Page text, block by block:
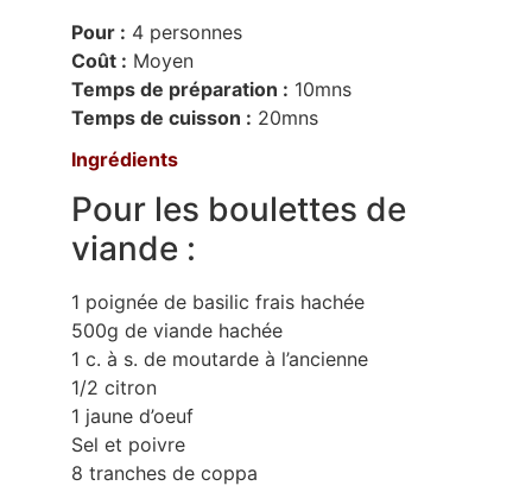
Pour : 4 personnes
Coût : Moyen
Temps de préparation : 10mns
Temps de cuisson : 20mns
Ingrédients
Pour les boulettes de
viande :
1 poignée de basilic frais hachée
500g de viande hachée
1 c. à s. de moutarde à l’ancienne
1/2 citron
1 jaune d’oeuf
Sel et poivre
8 tranches de coppa